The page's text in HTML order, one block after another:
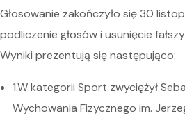
Głosowanie zakończyło się 30
podliczenie głosów i usunięcie
Wyniki prezentują się następująco:
1.W kategorii Sport zwyciężył
Wychowania Fizycznego im.